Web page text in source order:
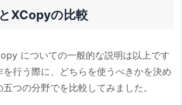
XCopyの比較
についての一般的な説明は以上です
を行う際に、どちらを使うべきかを決め
つの分野でを比較してみました。